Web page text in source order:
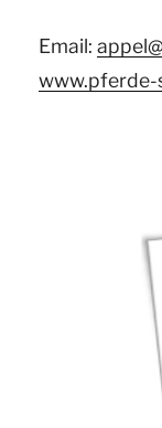
Email: